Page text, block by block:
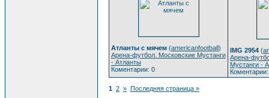
Атланты с мячем (americanfootball)
Арена-футбол. Московские Мустанги
- Атланты
Коментарии: 0
IMG 2954 (
Арена-
Мустанги -
1 2 » Последняя страница »